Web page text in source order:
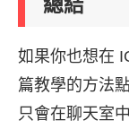
如果你也想在
篇教學的方法
只會在聊天室